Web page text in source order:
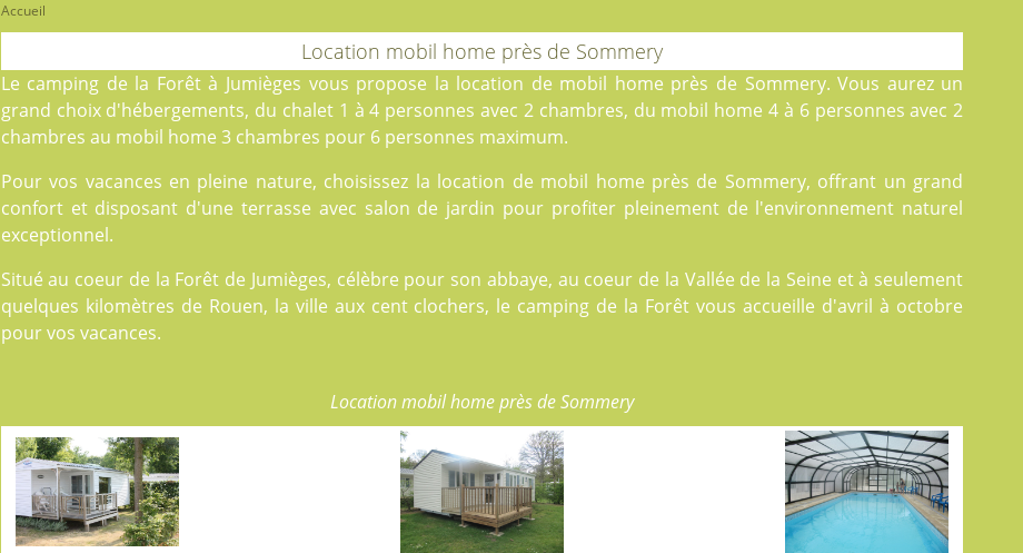
Accueil
Location mobil home près de Sommery
Le camping de la Forêtà Jumièges vous propose la location de mobil home près de Sommery. Vous aurez un
grand choix d'hébergements, du chalet 1 à 4 personnes avec 2 chambres, du mobil home 4 à 6 personnes avec 2
chambres au mobil home 3 chambres pour 6 personnes maximum.
Pour vos vacances en pleine nature, choisissez la location de mobil home près de Sommery, offrant un grand
confort et disposant d'une terrasse avec salon de jardin pour profiter pleinement de l'environnement naturel
exceptionnel.
Situé au coeur de la Forêt de Jumièges, célèbre pour son abbaye, au coeur de la Vallée de la Seine et à seulement
quelques kilomètres de Rouen, la ville aux cent clochers, le camping de la Forêt vous accueille d'avril à octobre
pour vos vacances.
Location mobil home près de Sommery